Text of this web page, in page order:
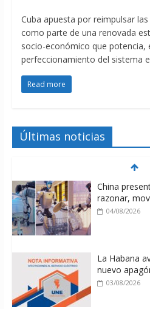
Cuba apuesta por reimpulsar
como parte de una renovada
socio-económico que
perfeccionamiento del sistema
Read more
Últimas noticias
China
razonar,
04/08/2026
La Habana
nuevo
03/08/2026